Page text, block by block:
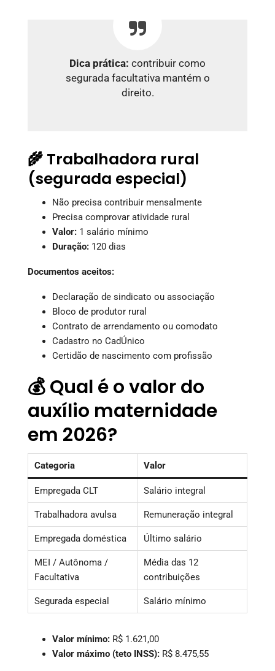
Dica prática: contribuir como
segurada facultativa mantém o
direito.
🌾 Trabalhadora rural
(segurada especial)
Não precisa contribuir mensalmente
Precisa comprovar atividade rural
Valor: 1 salário mínimo
Duração: 120 dias
Documentos aceitos:
Declaração de sindicato ou associação
Bloco de produtor rural
Contrato de arrendamento ou comodato
Cadastro no CadÚnico
Certidão de nascimento com profissão
💰 Qual é o valor do
auxílio maternidade
em 2026?
Categoria Valor
Empregada CLT Salário integral
Trabalhadora avulsa Remuneração integral
Empregada doméstica Último salário
MEI / Autônoma /
Facultativa
Média das 12
contribuições
Segurada especial Salário mínimo
Valor mínimo: R$ 1.621,00
Valor máximo (teto INSS): R$ 8.475,55